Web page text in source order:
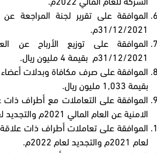
الموافقة على تقرير لجنة المراجعة
31/12/2021م.
الموافقة على توزيع الأرباح عن
31/12/2021م بقيمة 4 مليون ريال.
بقيمة 1,033 مليون ريال.
الموافقة على التعاملات مع أطراف ذات
الامنية عن العام المالي 2021م والتجديد لعام 2022م.
الموافقة على تعاملات أطراف ذات
لعام 2021م والتجديد لعام 2022م.